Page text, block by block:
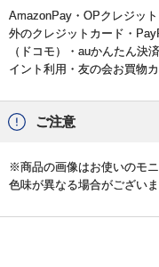
AmazonPay・OPクレジッ
外のクレジットカード・
（ドコモ）・auかんたん決
イント利用・友の会お買物
ご注意
※商品の画像はお使いのモ
色味が異なる場合がございま